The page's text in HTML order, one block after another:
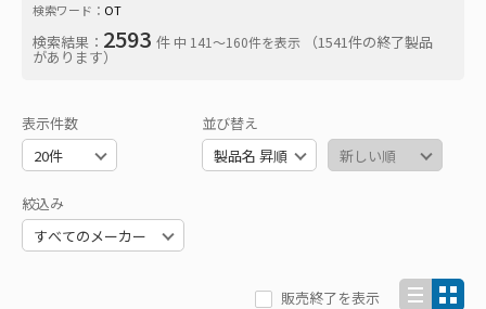
検索ワード： OT
検索結果： 2593 件 中 141〜160件を表示 （1541件の終了製品
があります）
表示件数 並び替え
絞込み
販売終了を表示